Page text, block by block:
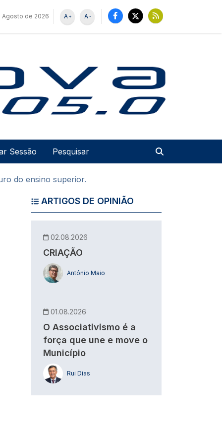
Agosto de 2026 -
A
+
A
de utilizador
Sessão
do ensino superior.
ARTIGOS DE OPINIÃO
02.08.2026
CRIAÇÃO
António Maio
01.08.2026
O Associativismo é a
força que une e move o
Município
Rui Dias